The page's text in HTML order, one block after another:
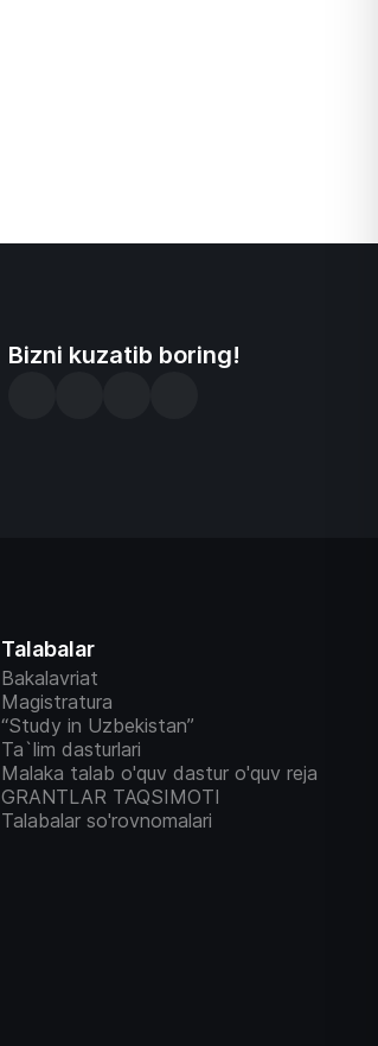
Bizni kuzatib boring!
Talabalar
Bakalavriat
Magistratura
“Study in Uzbekistan”
Ta`lim dasturlari
Malaka talab o'quv dastur o'quv reja
GRANTLAR TAQSIMOTI
Talabalar so'rovnomalari